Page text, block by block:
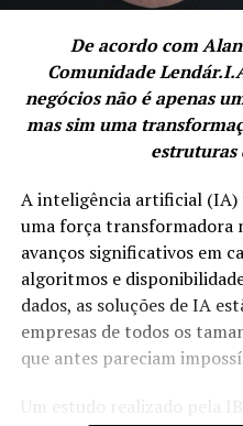
De acordo com
Comunidade
negócios não é apenas
mas sim uma
estruturas
A inteligência artificial (IA)
uma força transformadora
avanços significativos em
algoritmos e
dados, as soluções de IA
empresas de todos os
que antes pareciam